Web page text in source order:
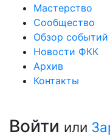
Мастерство
Сообщество
Обзор событий
Новости ФКК
Архив
Контакты
Войти или